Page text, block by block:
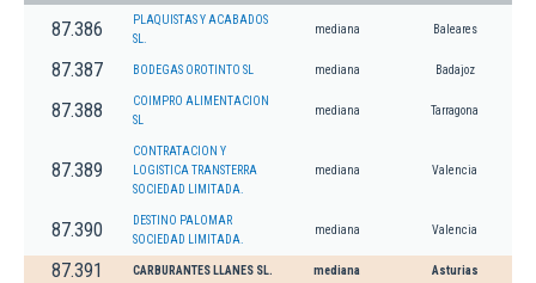
87.386
PLAQUISTAS Y ACABADOS
SL.
mediana Baleares
87.387 BODEGAS OROTINTO SL mediana Badajoz
87.388
COIMPRO ALIMENTACION
SL
mediana Tarragona
87.389
CONTRATACION Y
LOGISTICA TRANSTERRA
SOCIEDAD LIMITADA.
mediana Valencia
87.390
DESTINO PALOMAR
SOCIEDAD LIMITADA.
mediana Valencia
87.391 CARBURANTES LLANES SL. mediana Asturias